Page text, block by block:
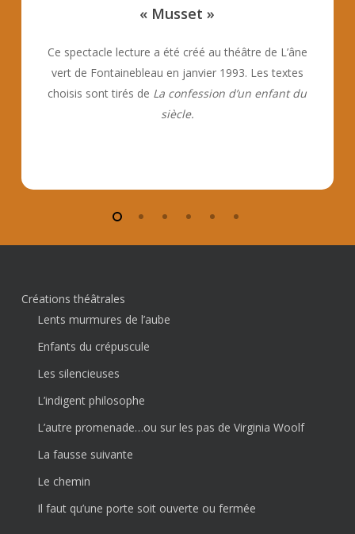
« Musset »
Ce spectacle lecture a été créé au théâtre de L’âne
vert de Fontainebleau en janvier 1993. Les textes
choisis sont tirés de La confession d’un enfant du
siècle.
Créations théâtrales
Lents murmures de l’aube
Enfants du crépuscule
Les silencieuses
L’indigent philosophe
L’autre promenade…ou sur les pas de Virginia Woolf
La fausse suivante
Le chemin
Il faut qu’une porte soit ouverte ou fermée